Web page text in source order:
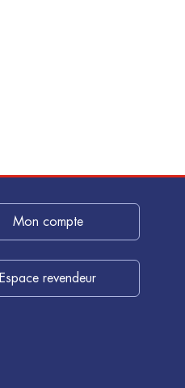
Mon compte
Espace revendeur